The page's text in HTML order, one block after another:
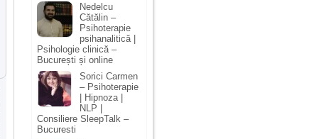
Nedelcu
Cătălin –
Psihoterapie
psihanalitică |
Psihologie clinică –
București și online
Sorici Carmen
– Psihoterapie
| Hipnoza |
NLP |
Consiliere SleepTalk –
Bucuresti